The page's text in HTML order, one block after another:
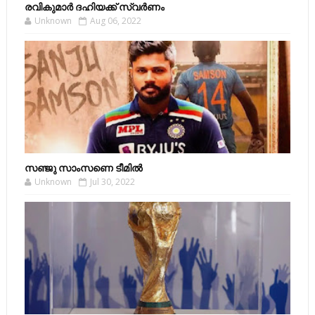
രവികുമാര്‍ ദഹിയക്ക് സ്വര്‍ണം
Unknown Aug 06, 2022
സഞ്ജു സാംസണെ ടീമില്‍
Unknown Jul 30, 2022